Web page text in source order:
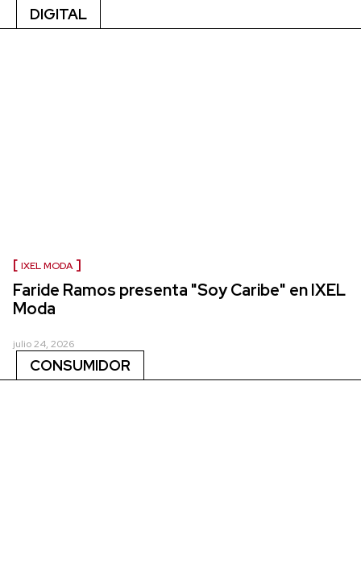
DIGITAL
IXEL MODA
Faride Ramos presenta "Soy Caribe" en IXEL
Moda
julio 24, 2026
CONSUMIDOR